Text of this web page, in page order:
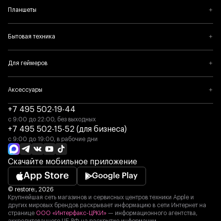
тщательной уборки
зигзагообразным маршрутам сначала по горизонтали, а
затем по вертикали, он тщательно протирает всю
поверхность окна, не пропуская ни одного пятна.
более индивидуальным, заменив голосовую подсказку по
умолчанию на понравившийся вам голос и выражение лица.
Встроенная батарея и система бесперебойного
питания
В маловероятном случае внезапного отключения
электроэнергии встроенная система бесперебойного
питания (ИБП) позволяет HOBOT оставаться на месте в
течение 20 минут с подачей непрерывного аудиосигнала.
Планшеты
Бытовая техника
Для геймеров
Аксессуары
Скачайте мобильное приложение
+7 495 502-19-44
с 9:00 до 22:00, без выходных
+7 495 502-15-52 (для бизнеса)
с 9:00 до 19:00, в рабочие дни
© restore:, 2026
Крупнейшая сеть магазинов и сервисных центров техники Apple и
других мировых брендов раскрывает информацию в сети Интернет на
странице ООО «Интерфакс-ЦРКИ» — информационного агентства,